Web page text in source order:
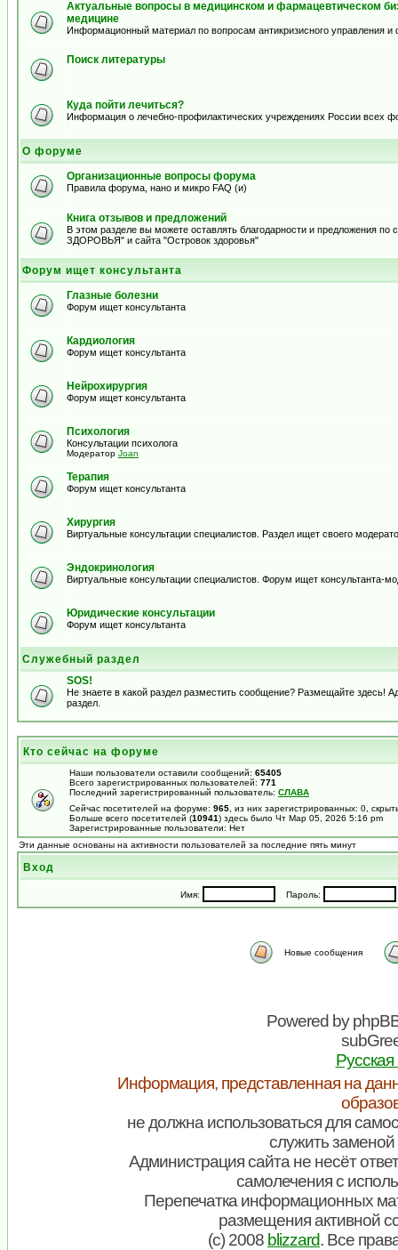
Актуальные вопросы в медицинском и фармацевтическом
медицине
Информационный материал по вопросам антикризисного управления и
Поиск литературы
Куда пойти лечиться?
Информация о лечебно-профилактических учреждениях России всех
О форуме
Организационные вопросы форума
Правила форума, нано и микро FAQ (и)
Книга отзывов и предложений
В этом разделе вы можете оставлять благодарности и предложения
ЗДОРОВЬЯ" и сайта "Островок здоровья"
Форум ищет консультанта
Глазные болезни
Форум ищет консультанта
Кардиология
Форум ищет консультанта
Нейрохирургия
Форум ищет консультанта
Психология
Консультации психолога
Модератор Joan
Терапия
Форум ищет консультанта
Хирургия
Виртуальные консультации специалистов. Раздел ищет своего
Эндокринология
Виртуальные консультации специалистов. Форум ищет консультанта-
Юридические консультации
Форум ищет консультанта
Служебный раздел
SOS!
Не знаете в какой раздел разместить сообщение? Размещайте здесь!
раздел.
Кто сейчас на форуме
Наши пользователи оставили сообщений: 65405
Всего зарегистрированных пользователей: 771
Последний зарегистрированный пользователь: СЛАВА
Сейчас посетителей на форуме: 965 , из них зарегистрированных: 0,
Больше всего посетителей (10941) здесь было Чт Мар 05, 2026 5:16 pm
Зарегистрированные пользователи: Нет
Эти данные основаны на активности пользователей за последние пять минут
Вход
Имя: Пароль:
Новые сообщения
Powered by
Информация, представленная на
не должна использоваться для
служить заменой
Администрация сайта не несёт
самолечения с
Перепечатка информационных
размещения активной
(c) 2008 blizzard. Все